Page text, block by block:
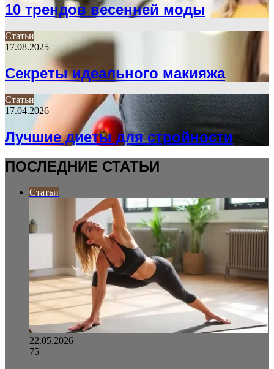
10 трендов весенней моды
Статьи
17.08.2025
Секреты идеального макияжа
Статьи
17.04.2026
Лучшие диеты для стройности
ПОСЛЕДНИЕ СТАТЬИ
Статьи
22.05.2026
75